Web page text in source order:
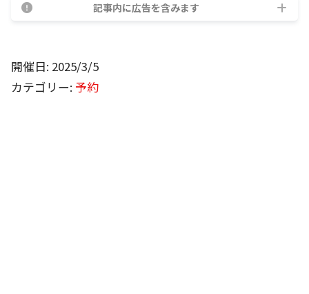
記事内に広告を含みます
開催日: 2025/3/5
カテゴリー: 予約